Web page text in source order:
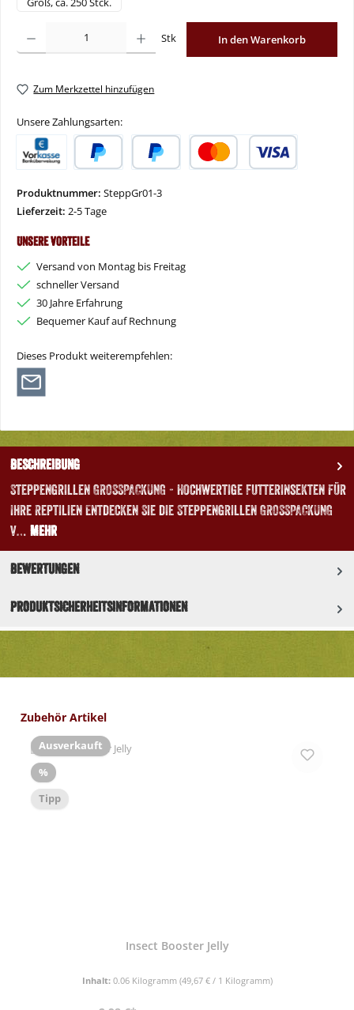
Stk In den Warenkorb
Zum Merkzettel hinzufügen
Unsere Zahlungsarten:
Produktnummer: SteppGr01-3
Lieferzeit: 2-5 Tage
Unsere Vorteile
Versand von Montag bis Freitag
schneller Versand
30 Jahre Erfahrung
Bequemer Kauf auf Rechnung
Dieses Produkt weiterempfehlen:
Beschreibung
Steppengrillen GROSSPACKUNG - Hochwertige Futterinsekten für
Ihre Reptilien Entdecken Sie die Steppengrillen GROSSPACKUNG
v… Mehr
Bewertungen
Produktsicherheitsinformationen
Produktgalerie überspringen
Zubehör Artikel
Ausverkauft
%Rabatt
Tipp
Insect Booster Jelly
Inhalt: 0.06 Kilogramm (49,67 € / 1 Kilogramm)